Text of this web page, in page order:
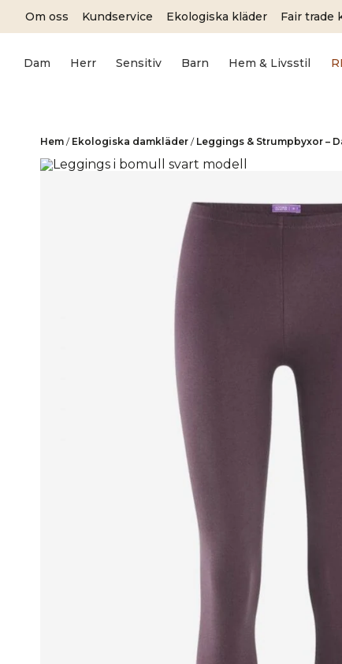
Om oss Kundservice Ekologiska kläder Fair trade
Dam Herr Sensitiv Barn Hem & Livsstil
Hem / Ekologiska damkläder / Leggings & Strumpbyxor –